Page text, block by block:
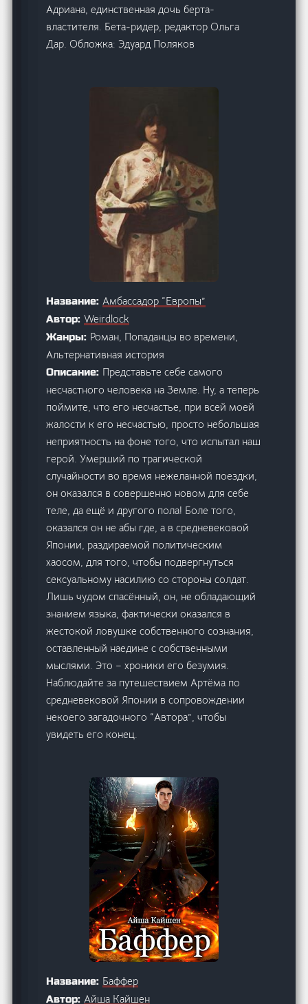
Адриана, единственная дочь берта-
властителя. Бета-ридер, редактор Ольга
Дар. Обложка: Эдуард Поляков
Название:Амбассадор “Европы”
Автор:Weirdlock
Жанры: Роман, Попаданцы во времени,
Альтернативная история
Описание: Представьте себе самого
несчастного человека на Земле. Ну, а теперь
поймите, что его несчастье, при всей моей
жалости к его несчастью, просто небольшая
неприятность на фоне того, что испытал наш
герой. Умерший по трагической
случайности во время нежеланной поездки,
он оказался в совершенно новом для себе
теле, да ещё и другого пола! Боле того,
оказался он не абы где, а в средневековой
Японии, раздираемой политическим
хаосом, для того, чтобы подвергнуться
сексуальному насилию со стороны солдат.
Лишь чудом спасённый, он, не обладающий
знанием языка, фактически оказался в
жестокой ловушке собственного сознания,
оставленный наедине с собственными
мыслями. Это – хроники его безумия.
Наблюдайте за путешествием Артёма по
средневековой Японии в сопровождении
некоего загадочного “Автора”, чтобы
увидеть его конец.
Название: Баффер
Автор:Айша Кайшен